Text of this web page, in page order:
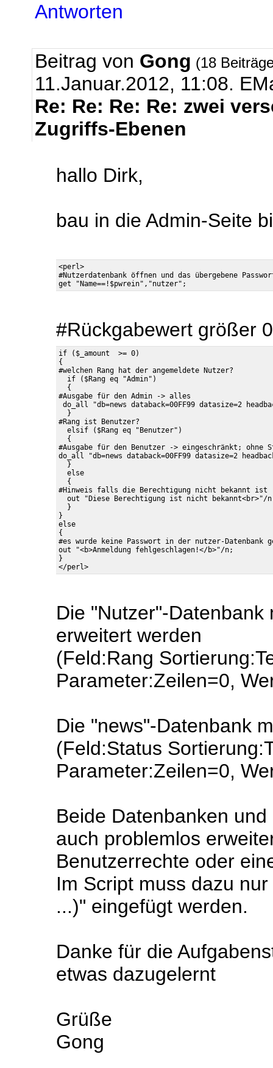
Antworten
Beitrag von Gong (18
11.Januar.2012, 11:08.
Re: Re: Re: Re: zwei
Zugriffs-Ebenen
hallo Dirk,
bau in die Admin-Seite
<perl>
#Nutzerdatenbank öffnen und das übergebene
#Rückgabewert größer
if ($_amount  >= 0)
{
#welchen Rang hat der angemeldete Nutzer?
if ($Rang eq "Admin")
{
#Ausgabe für den Admin -> alles
do_all "db=news databack=00FF99 datasize=2
}
#Rang ist Benutzer?
elsif ($Rang eq "Benutzer")
{
#Ausgabe für den Benutzer -> eingeschränkt; ohne
do_all "db=news databack=00FF99 datasize=2
}
else
{
#Hinweis falls die Berechtigung nicht bekannt ist
out "Diese Berechtigung ist nicht bekannt<br>"/
}
}
else
{
#es wurde keine Passwort in der nutzer-Datenbank
out "<b>Anmeldung fehlgeschlagen!</b>"/n;
}
Die "Nutzer"-
erweitert werden
(Feld:Rang
Parameter:Zeilen=0,
Die "news"-Datenbank
(Feld:Status
Parameter:Zeilen=0,
Beide Datenbanken
auch problemlos
Benutzerrechte oder
Im Script muss dazu
...)" eingefügt werden.
Danke für die
etwas dazugelernt
Grüße
Gong